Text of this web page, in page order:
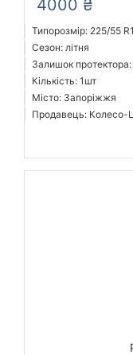
4000 ₴
Типорозмір: 225/55
Сезон: літня
Залишок
Кількість: 1шт
Місто: Запоріжжя
Продавець: Колесо-